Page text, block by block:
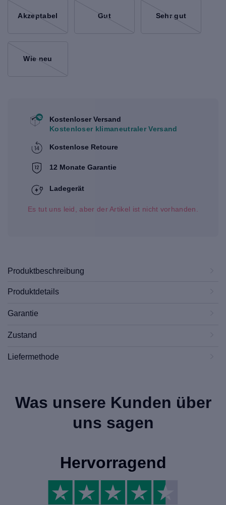
Akzeptabel Gut Sehr gut
Wie neu
Kostenloser Versand
Kostenloser klimaneutraler Versand
Kostenlose Retoure
12 Monate Garantie
Ladegerät
Es tut uns leid, aber der Artikel ist nicht vorhanden.
Produktbeschreibung
Produktdetails
Garantie
Zustand
Liefermethode
Was unsere Kunden über
uns sagen
Hervorragend